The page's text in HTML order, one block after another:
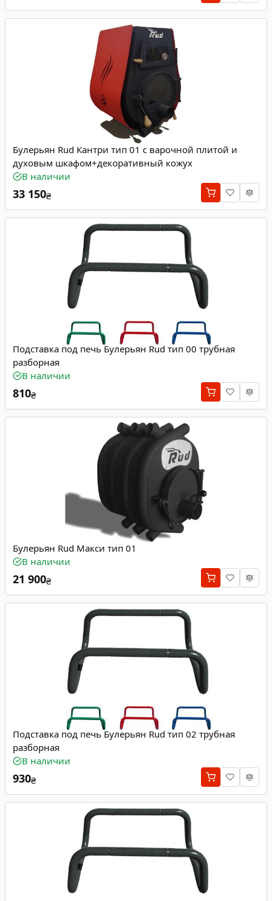
Булерьян Rud Кантри тип 01 с варочной плитой и
духовым шкафом+декоративный кожух
В наличии
33 150₴
Подставка под печь Булерьян Rud тип 00 трубная
разборная
В наличии
810₴
Булерьян Rud Макси тип 01
В наличии
21 900₴
Подставка под печь Булерьян Rud тип 02 трубная
разборная
В наличии
930₴